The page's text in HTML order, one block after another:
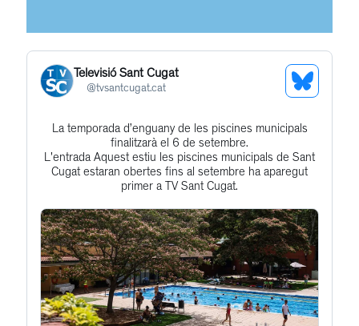
Televisió Sant Cugat
@tvsantcugat.cat
See
Profile
Get
to
this
La temporada d’enguany de les piscines municipals
finalitzarà el 6 de setembre.
L'entrada Aquest estiu les piscines municipals de Sant
Cugat estaran obertes fins al setembre ha aparegut
primer a TV Sant Cugat.